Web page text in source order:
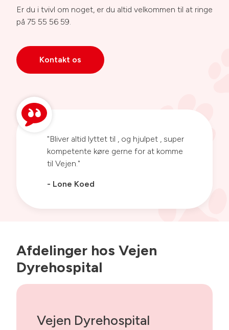
Er du i tvivl om noget, er du altid velkommen til at ringe
på 75 55 56 59.
Kontakt os
"Bliver altid lyttet til , og hjulpet , super
kompetente køre gerne for at komme
til Vejen."
- Lone Koed
Afdelinger hos Vejen
Dyrehospital
Vejen Dyrehospital